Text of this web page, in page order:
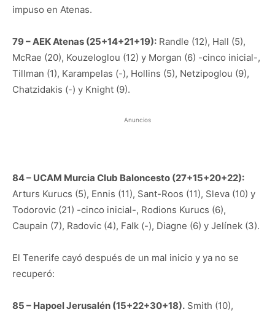
impuso en Atenas.
79 – AEK Atenas (25+14+21+19): Randle (12), Hall (5),
McRae (20), Kouzeloglou (12) y Morgan (6) -cinco inicial-,
Tillman (1), Karampelas (-), Hollins (5), Netzipoglou (9),
Chatzidakis (-) y Knight (9).
Anuncios
84 – UCAM Murcia Club Baloncesto (27+15+20+22):
Arturs Kurucs (5), Ennis (11), Sant-Roos (11), Sleva (10) y
Todorovic (21) -cinco inicial-, Rodions Kurucs (6),
Caupain (7), Radovic (4), Falk (-), Diagne (6) y Jelínek (3).
El Tenerife cayó después de un mal inicio y ya no se
recuperó:
85 – Hapoel Jerusalén (15+22+30+18). Smith (10),